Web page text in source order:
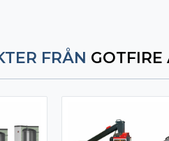
FRÅN GOTFIRE